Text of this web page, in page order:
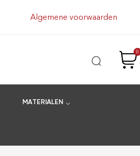
Algemene voorwaarden
0
MATERIALEN